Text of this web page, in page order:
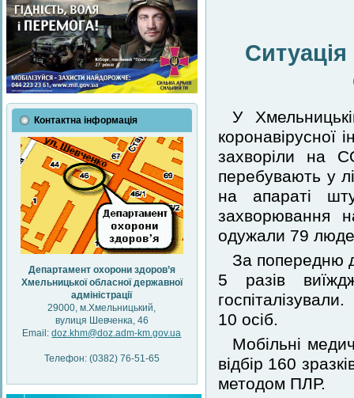
Контактна інформація
Департамент охорони здоров’я
Хмельницької обласної державної
адміністрації
29000, м.Хмельницький,
вулиця Шевченка, 46
Email:doz.khm@doz.adm-km.gov.ua
Телефон: (0382) 76-51-65
У
коронавірусної
захворіли на
перебувають у
на апараті
захворювання
одужали 79
За попередню
5 разів
10 осіб.
Мобільні
відбір 160
методом ПЛР.